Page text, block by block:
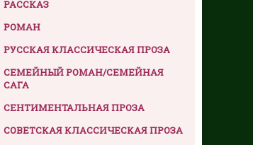
РАССКАЗ
РОМАН
РУССКАЯ КЛАССИЧЕСКАЯ ПРОЗА
СЕМЕЙНЫЙ РОМАН/СЕМЕЙНАЯ
САГА
СЕНТИМЕНТАЛЬНАЯ ПРОЗА
СОВЕТСКАЯ КЛАССИЧЕСКАЯ ПРОЗА